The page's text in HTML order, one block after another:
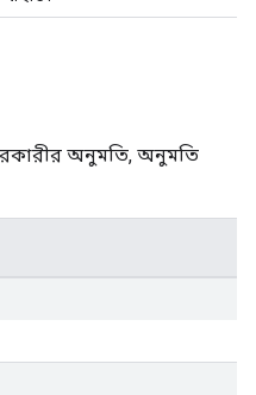
অনুমতি, অনুমতি